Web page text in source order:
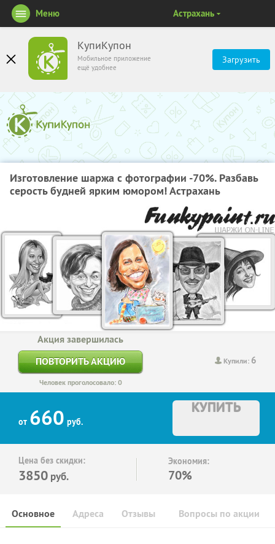
КупиКупон
Мобильное приложение
ещё удобнее
Загрузить
Меню Астрахань
Изготовление шаржа с фотографии -70%. Разбавь
серость будней ярким юмором! Астрахань
Купили: 6
Акция завершилась
ПОВТОРИТЬ АКЦИЮ
Человек проголосовало: 0
от 660 руб.
КУПИТЬ
Цена без скидки:
3850 руб.
Экономия:
70%
Основное Отзывы Вопросы по акции
Адреса